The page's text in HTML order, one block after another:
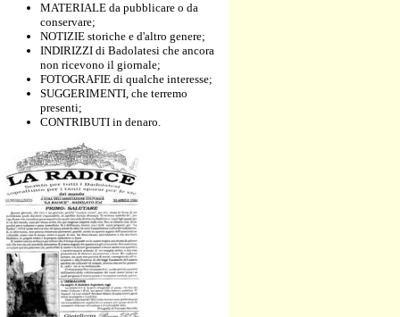
MATERIALE da pubblicare o da
conservare;
NOTIZIE storiche e d'altro genere;
INDIRIZZI di Badolatesi che ancora
non ricevono il giornale;
FOTOGRAFIE di qualche interesse;
SUGGERIMENTI, che terremo
presenti;
CONTRIBUTI in denaro.